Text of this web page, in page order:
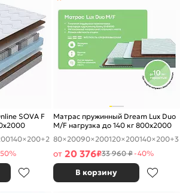
SOVA F
140×200+2
Матрас пружинный Dream Lux Duo
M/F нагрузка до 140 кг 800x2000
80×20090×200120×200140×200+3
от 20 376₽33 960 ₽-40%
В корзину